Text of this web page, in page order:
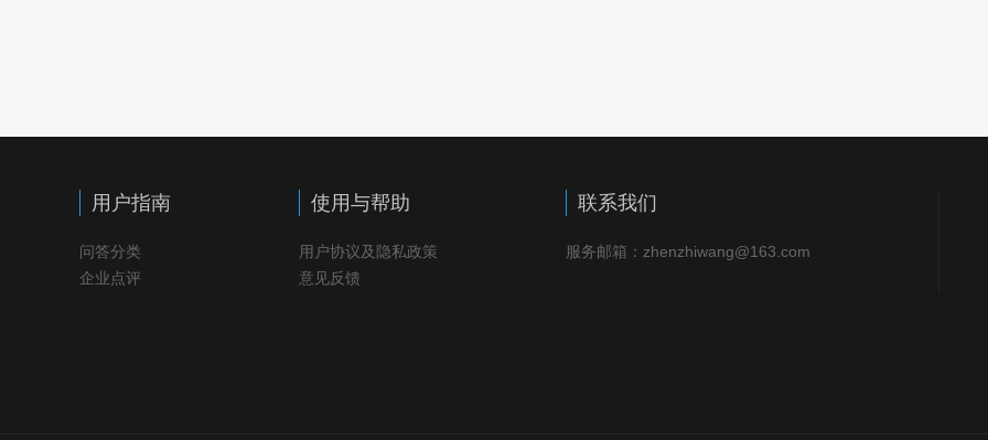
用户指南
问答分类
企业点评
使用与帮助
用户协议及隐私政策
意见反馈
联系我们
服务邮箱：zhenzhiwang@163.com